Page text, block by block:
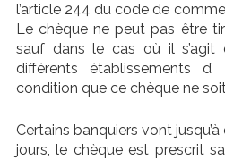
l’article 244 du code de
Le chèque ne peut pas être
sauf dans le cas où il s’agit
différents établissements
condition que ce chèque ne
Certains banquiers vont
jours, le chèque est prescrit